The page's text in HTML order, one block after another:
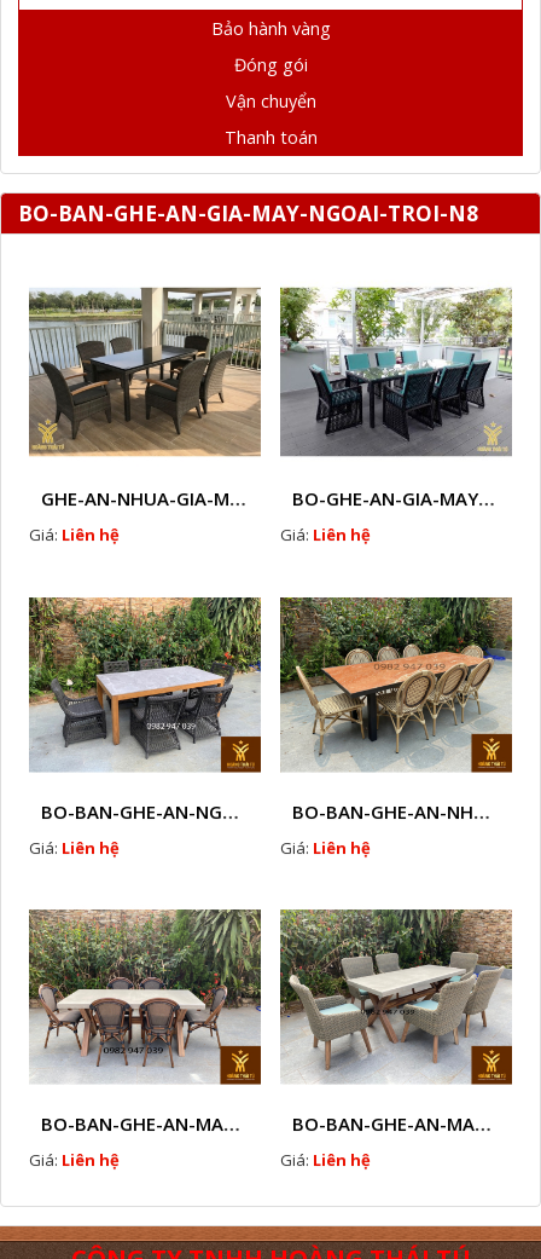
Bảo hành vàng
Đóng gói
Vận chuyển
Thanh toán
BO-BAN-GHE-AN-GIA-MAY-NGOAI-TROI-N8
GHE-AN-NHUA-GIA-MAY-HTT - B37
Giá: Liên hệ
BO-GHE-AN-GIA-MAY- HTT - B33
Giá: Liên hệ
BO-BAN-GHE-AN-NGOAI-TROI-KT1
Giá: Liên hệ
BO-BAN-GHE-AN-NHUA-GIA-MAY-NGOAI-TROI-B1
Giá: Liên hệ
BO-BAN-GHE-AN-MAY-NHUA-C2
Giá: Liên hệ
BO-BAN-GHE-AN-MAY-NHUA-C1
Giá: Liên hệ